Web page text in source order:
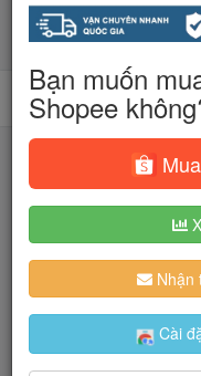
Người dùng đang
Bạn muốn
Shopee
Nhận
Cài